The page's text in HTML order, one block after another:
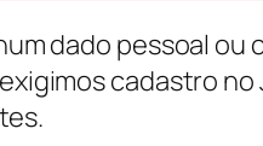
dado pessoal ou
cadastro